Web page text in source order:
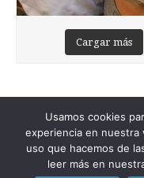
Cargar más
Copyright ©
Usamos cookies
experiencia en nuestra
uso que hacemos de
leer más en